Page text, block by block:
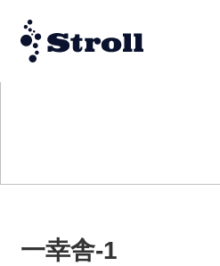
一幸舎-1